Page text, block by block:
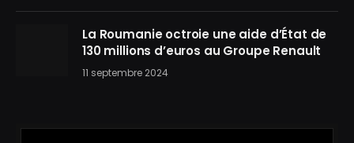
La Roumanie octroie une aide d’État de
130 millions d’euros au Groupe Renault
11 septembre 2024